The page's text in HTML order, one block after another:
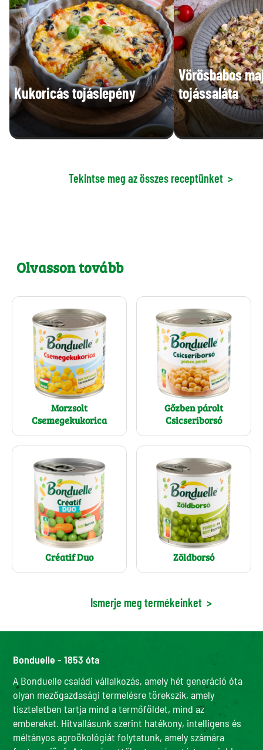
Kukoricás tojáslepény
Vörösbabos
tojássaláta
Tekintse meg az összes receptünket >
Olvasson tovább
Morzsolt
Csemegekukorica
Gőzben párolt
Csicseriborsó
Créatif Duo Zöldborsó
Ismerje meg termékeinket >
Bonduelle - 1853 óta
A Bonduelle családi vállalkozás, amely hét generáció óta
olyan mezőgazdasági termelésre törekszik, amely
tiszteletben tartja mind a termőföldet, mind az
embereket. Hitvallásunk szerint hatékony, intelligens és
méltányos agroökológiát folytatunk, amely számára